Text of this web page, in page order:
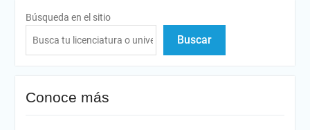
Búsqueda en el sitio
Buscar
Conoce más